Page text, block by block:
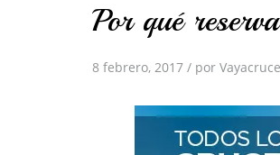
Por qué
8 febrero, 2017 / por